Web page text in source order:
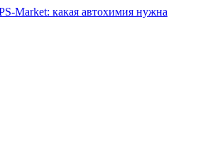
Market: какая автохимия нужна